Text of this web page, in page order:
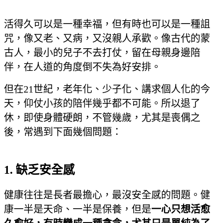
活得久可以是一種幸福，但有時也可以是一種詛
咒，像又老、又病，又沒親人承歡。像古代的蒙
古人，最小的兒子不去打仗，留在母親身邊陪
伴，在人道的角度倒不失為好安排。
但在21世紀，老年化、少子化、講求個人化的今
天，仰仗小孩的陪伴幾乎都不可能。所以退了
休，即使身體硬朗，不管幾歲，尤其是喪偶之
後，常遇到下面幾個問題：
1. 缺乏安全感
健康往往是長者最擔心，最沒安全感的問題。健
康一半是天命、一半是保養，但是一心只想活愈